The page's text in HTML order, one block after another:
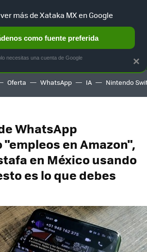
HOME AUTO TERRITORIO
Oferta WhatsApp IA Nintendo
WhatsApp
en Amazon",
en México usando
es lo que debes
×
más de Xataka MX en Google
como fuente preferida
necesitas una cuenta de Google